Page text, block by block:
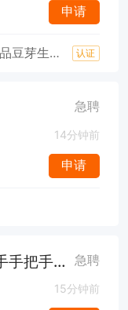
申请
潢川县炮楼淀粉厂（刘刚豆制品豆芽生鲜批发） 认证
急聘
14分钟前
申请
移动在线客服（无责底薪+新手手把手带教） 急聘
15分钟前